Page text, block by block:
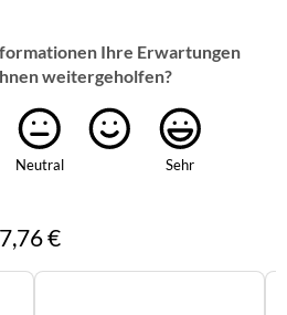
Ihre Erwartungen
weitergeholfen?
Neutral Sehr
€